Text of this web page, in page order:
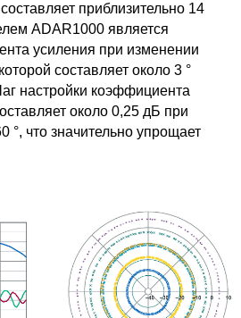
приблизительно 14
ADAR1000 является
усиления при изменении
составляет около 3 °
настройки коэффициента
около 0,25 дБ при
°, что значительно упрощает